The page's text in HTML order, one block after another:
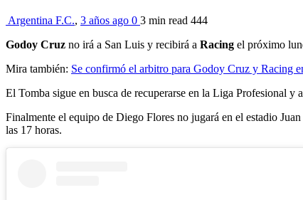
Argentina F.C., 3 años ago 0 3 min read 444
Godoy Cruz no irá a San Luis y recibirá a Racing el próximo
Mira también: Se confirmó el arbitro para Godoy Cruz y Racing
El Tomba sigue en busca de recuperarse en la Liga Profesional
Finalmente el equipo de Diego Flores no jugará en el estadio
las 17 horas.